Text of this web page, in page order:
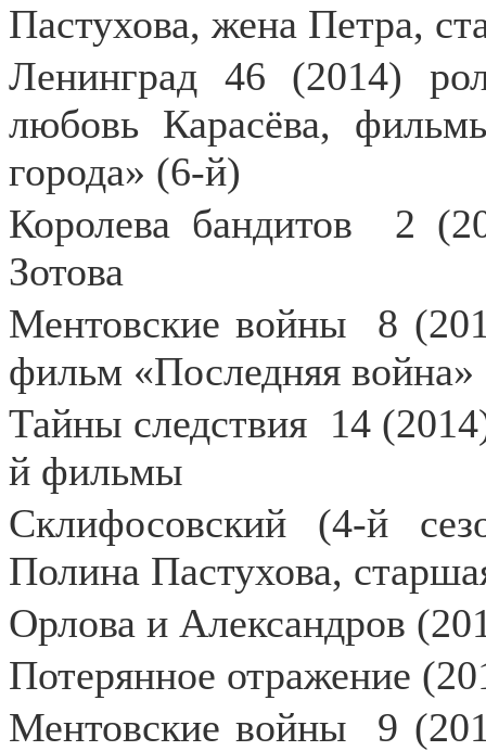
Пастухова, жена Петра,
Ленинград 46 (2014)
любовь Карасёва,
города» (6-й)
Королева бандитов
2
Зотова
Ментовские войны
8
фильм «Последняя
Тайны следствия 14
й фильмы
Склифосовский (4-й
Полина Пастухова,
Орлова и Александров
Потерянное отражение
Ментовские войны
9